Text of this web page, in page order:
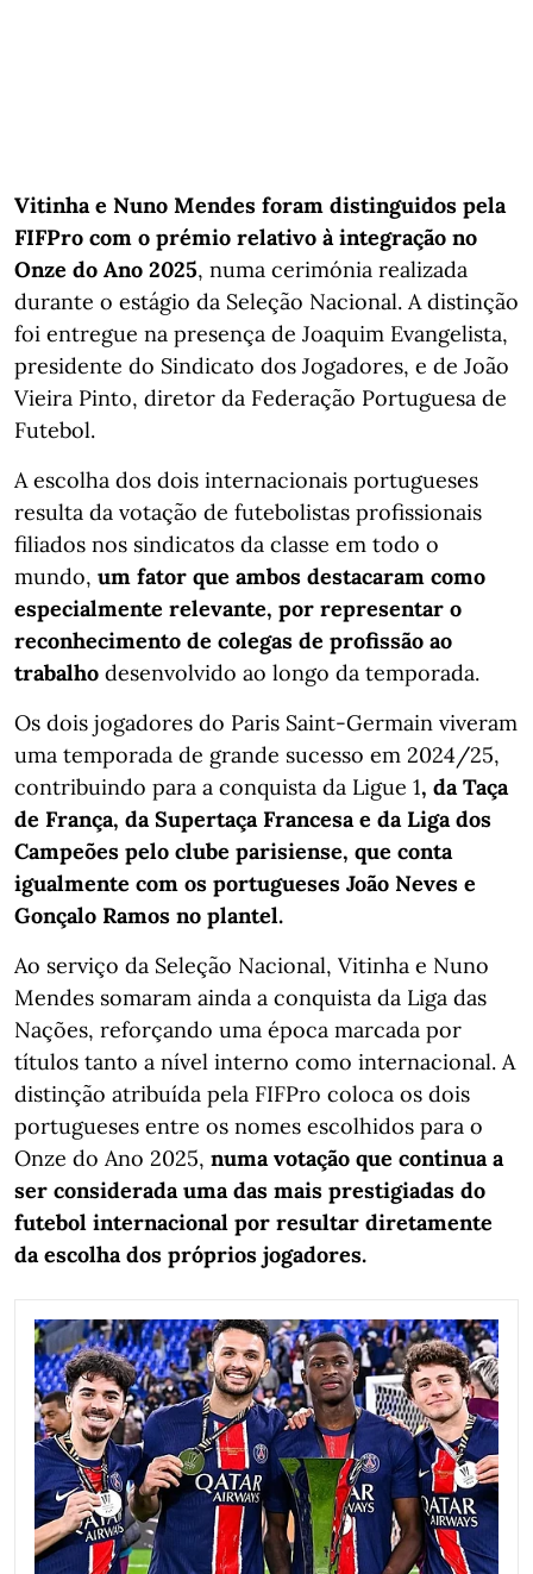
Vitinha e Nuno Mendes foram distinguidos pela
FIFPro com o prémio relativo à integração no
Onze do Ano 2025, numa cerimónia realizada
durante o estágio da Seleção Nacional. A distinção
foi entregue na presença de Joaquim Evangelista,
presidente do Sindicato dos Jogadores, e de João
Vieira Pinto, diretor da Federação Portuguesa de
Futebol.
A escolha dos dois internacionais portugueses
resulta da votação de futebolistas profissionais
filiados nos sindicatos da classe em todo o
mundo, um fator que ambos destacaram como
especialmente relevante, por representar o
reconhecimento de colegas de profissão ao
trabalho desenvolvido ao longo da temporada.
Os dois jogadores do Paris Saint-Germain viveram
uma temporada de grande sucesso em 2024/25,
contribuindo para a conquista da Ligue 1, da Taça
de França, da Supertaça Francesa e da Liga dos
Campeões pelo clube parisiense, que conta
igualmente com os portugueses João Neves e
Gonçalo Ramos no plantel.
Ao serviço da Seleção Nacional, Vitinha e Nuno
Mendes somaram ainda a conquista da Liga das
Nações, reforçando uma época marcada por
títulos tanto a nível interno como internacional. A
distinção atribuída pela FIFPro coloca os dois
portugueses entre os nomes escolhidos para o
Onze do Ano 2025, numa votação que continua a
ser considerada uma das mais prestigiadas do
futebol internacional por resultar diretamente
da escolha dos próprios jogadores.